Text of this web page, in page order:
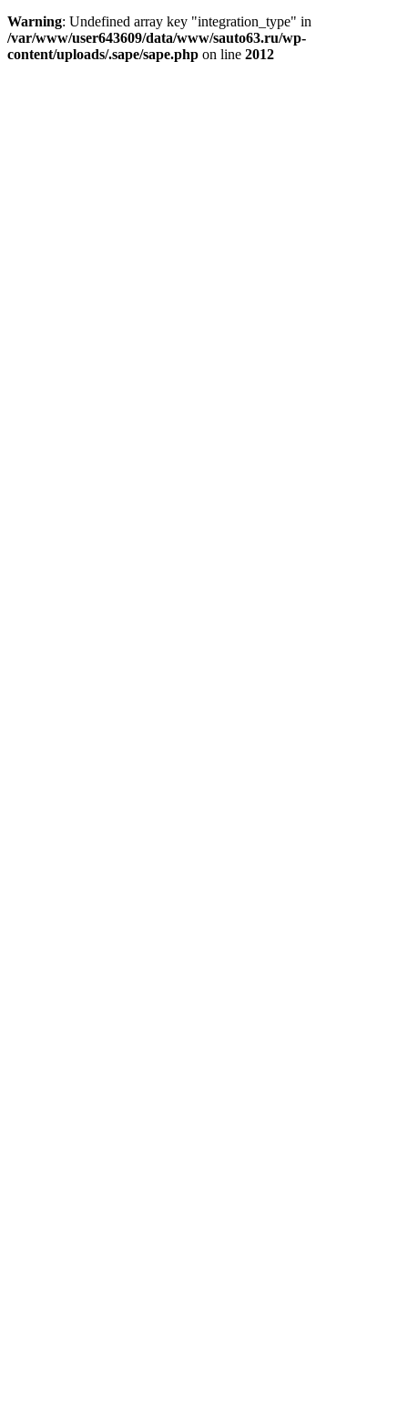
Warning: Undefined array key "integration_type" in
/var/www/user643609/data/www/sauto63.ru/wp-
content/uploads/.sape/sape.php on line 2012